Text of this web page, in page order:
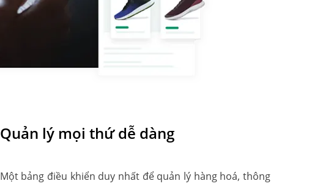
Quản lý mọi thứ dễ dàng
Một bảng điều khiển duy nhất để quản lý hàng hoá, thông